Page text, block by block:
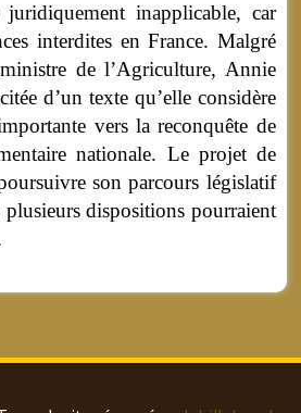
juridiquement inapplicable, car
interdites en France. Malgré
de l’Agriculture, Annie
d’un texte qu’elle considère
vers la reconquête de
nationale. Le projet de
son parcours législatif
dispositions pourraient